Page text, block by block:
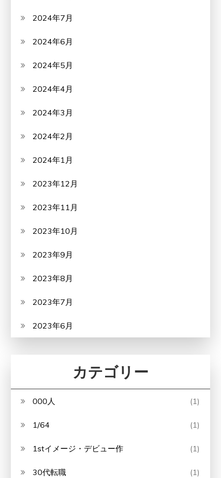
2024年7月
2024年6月
2024年5月
2024年4月
2024年3月
2024年2月
2024年1月
2023年12月
2023年11月
2023年10月
2023年9月
2023年8月
2023年7月
2023年6月
カテゴリー
000人 (1)
1/64 (1)
1stイメージ・デビュー作 (1)
30代転職 (1)